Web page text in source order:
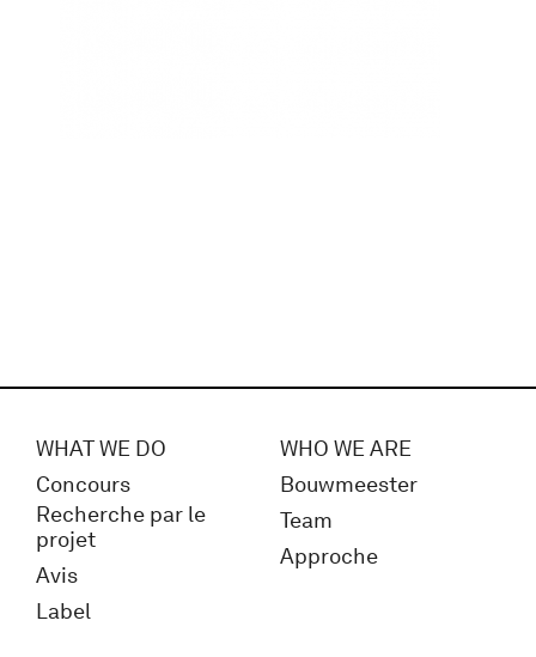
WHAT WE DO
Concours
Recherche par le
projet
Avis
Label
WHO WE ARE
Bouwmeester
Team
Approche